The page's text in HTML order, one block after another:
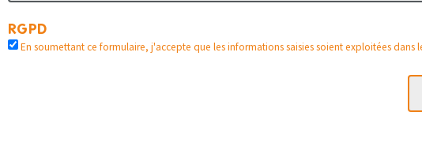
RGPD
En soumettant ce formulaire, j'accepte que les informations saisies soient exploitées